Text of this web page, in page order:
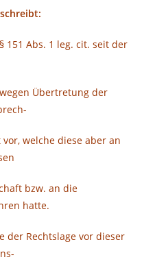
151 Abs. 1 leg. cit. seit der
Übertretung der
welche diese aber an
bzw. an die
hatte.
der Rechtslage vor dieser